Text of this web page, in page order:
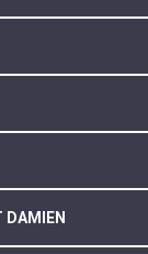
DAMIEN